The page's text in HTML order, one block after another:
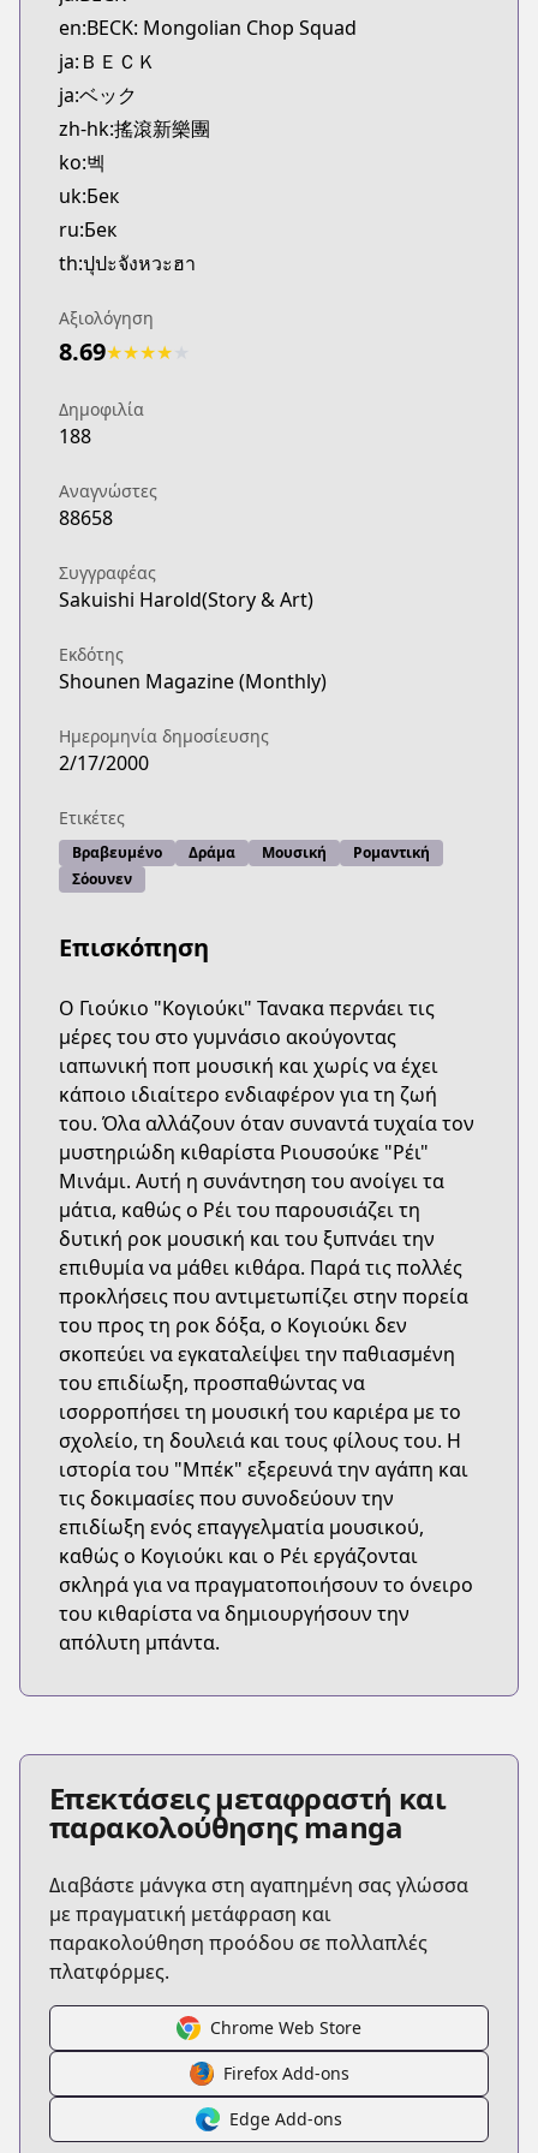
Kitsu
https://kitsu.app/manga/354
MangaUpdates
MangaUpdates
https://www.mangaupdates.com/
Book☆Walker
Book☆Walker
https://bookwalker.jp/series/502830
Official English
https://comics.inkr.com/title/2104-beck
Coolmic
Coolmic
Kodansha
Kodansha
https://kodansha.us/series/beck/
en:BECK: Mongolian Chop Squad
ja:ＢＥＣＫ
ja:ベック
zh-hk:搖滾新樂團
ko:벡
uk:Бек
ru:Бек
th:ปุปะจังหวะฮา
Αξιολόγηση
8.69★★★★
Δημοφιλία
188
Αναγνώστες
88658
Συγγραφέας
Sakuishi Harold(Story & Art)
Εκδότης
Shounen Magazine (Monthly)
Ημερομηνία δημοσίευσης
2/17/2000
Ετικέτες
Βραβευμένο Δράμα Μουσική
Ρομαντική
Σόουνεν
Επισκόπηση
Ο Γιούκιο "Κογιούκι" Τανακα περνάει τις
μέρες του στο γυμνάσιο ακούγοντας
ιαπωνική ποπ μουσική και χωρίς να έχει
κάποιο ιδιαίτερο ενδιαφέρον για τη ζωή
του. Όλα αλλάζουν όταν συναντά τυχαία τον
μυστηριώδη κιθαρίστα Ριουσούκε "Ρέι"
Μινάμι. Αυτή η συνάντηση του ανοίγει τα
μάτια, καθώς ο Ρέι του παρουσιάζει τη
δυτική ροκ μουσική και του ξυπνάει την
επιθυμία να μάθει κιθάρα. Παρά τις πολλές
προκλήσεις που αντιμετωπίζει στην πορεία
του προς τη ροκ δόξα, ο Κογιούκι δεν
σκοπεύει να εγκαταλείψει την παθιασμένη
του επιδίωξη, προσπαθώντας να
ισορροπήσει τη μουσική του καριέρα με το
σχολείο, τη δουλειά και τους φίλους του. Η
ιστορία του "Μπέκ" εξερευνά την αγάπη και
τις δοκιμασίες που συνοδεύουν την
επιδίωξη ενός επαγγελματία μουσικού,
καθώς ο Κογιούκι και ο Ρέι εργάζονται
σκληρά για να πραγματοποιήσουν το όνειρο
του κιθαρίστα να δημιουργήσουν την
απόλυτη μπάντα.
Επεκτάσεις μεταφραστή και
παρακολούθησης manga
Διαβάστε μάνγκα στη αγαπημένη σας γλώσσα
με πραγματική μετάφραση και
παρακολούθηση προόδου σε πολλαπλές
πλατφόρμες.
Chrome Web Store
Firefox Add-ons
Edge Add-ons